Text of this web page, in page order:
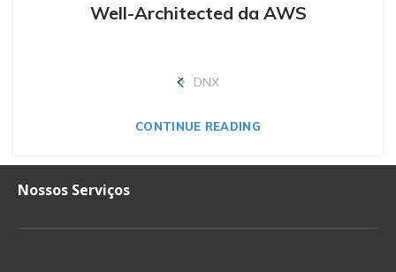
Well-Architected da AWS
DNX
CONTINUE READING
Nossos Serviços